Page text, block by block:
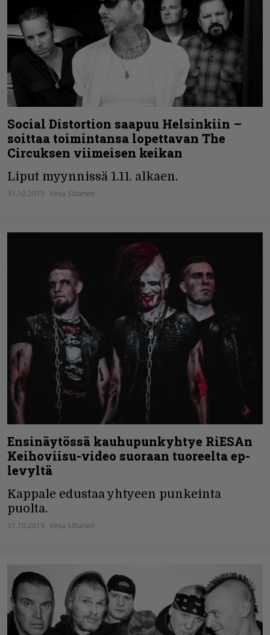
Social Distortion saapuu Helsinkiin –
soittaa toimintansa lopettavan The
Circuksen viimeisen keikan
Liput myynnissä 1.11. alkaen.
31.10.2019 Vesa Siltanen
Ensinäytössä kauhupunkyhtye RiESAn
Keihoviisu-video suoraan tuoreelta ep-
levyltä
Kappale edustaa yhtyeen punkeinta
puolta.
31.10.2019 Vesa Siltanen